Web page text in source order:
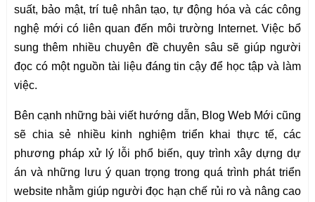
suất, bảo mật, trí tuệ nhân tạo, tự động hóa và các công
nghệ mới có liên quan đến môi trường Internet. Việc bổ
sung thêm nhiều chuyên đề chuyên sâu sẽ giúp người
đọc có một nguồn tài liệu đáng tin cậy để học tập và làm
việc.
Bên cạnh những bài viết hướng dẫn, Blog Web Mới cũng
sẽ chia sẻ nhiều kinh nghiệm triển khai thực tế, các
phương pháp xử lý lỗi phổ biến, quy trình xây dựng dự
án và những lưu ý quan trọng trong quá trình phát triển
website nhằm giúp người đọc hạn chế rủi ro và nâng cao